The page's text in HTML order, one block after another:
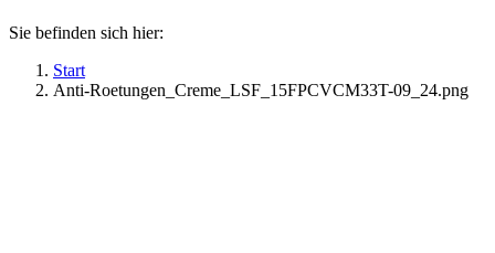
Sie befinden sich hier:
Start
Anti-Roetungen_Creme_LSF_15FPCVCM33T-09_24.png